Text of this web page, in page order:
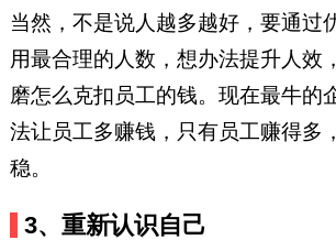
当然，不是说人越多越好，要通过
用最合理的人数，想办法提升人效
磨怎么克扣员工的钱。现在最牛的
法让员工多赚钱，只有员工赚得多
稳。
3、重新认识自己